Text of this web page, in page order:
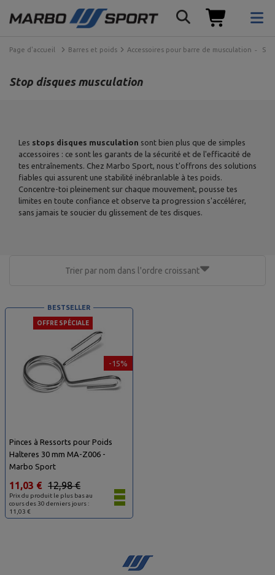
Page d'accueil Barres et poids Accessoires pour barre de musculation
Stop disques musculation
Les stops disques musculation sont bien plus que de simples
accessoires : ce sont les garants de la sécurité et de l'efficacité de
tes entraînements. Chez Marbo Sport, nous t'offrons des solutions
fiables qui assurent une stabilité inébranlable à tes poids.
Concentre-toi pleinement sur chaque mouvement, pousse tes
limites en toute confiance et observe ta progression s'accélérer,
sans jamais te soucier du glissement de tes disques.
Trier par nom dans l'ordre croissant
-15%
OFFRE SPÉCIALE
BESTSELLER
Pinces à Ressorts pour Poids
Halteres 30 mm MA-Z006 -
Marbo Sport
Prix du produit le plus bas au
cours des 30 derniers jours :
11,03 €
12,98 €
11,03 €